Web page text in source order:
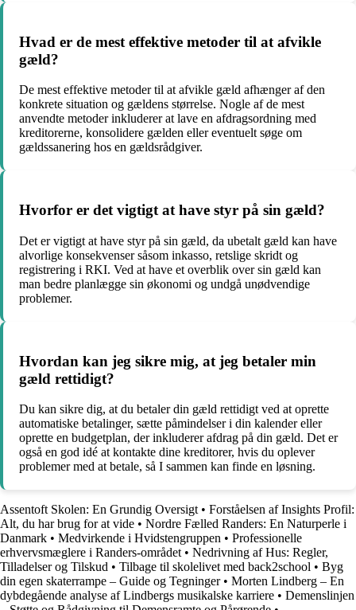
Hvad er de mest effektive metoder til at afvikle
gæld?
De mest effektive metoder til at afvikle gæld afhænger af den
konkrete situation og gældens størrelse. Nogle af de mest
anvendte metoder inkluderer at lave en afdragsordning med
kreditorerne, konsolidere gælden eller eventuelt søge om
gældssanering hos en gældsrådgiver.
Hvorfor er det vigtigt at have styr på sin gæld?
Det er vigtigt at have styr på sin gæld, da ubetalt gæld kan have
alvorlige konsekvenser såsom inkasso, retslige skridt og
registrering i RKI. Ved at have et overblik over sin gæld kan
man bedre planlægge sin økonomi og undgå unødvendige
problemer.
Hvordan kan jeg sikre mig, at jeg betaler min
gæld rettidigt?
Du kan sikre dig, at du betaler din gæld rettidigt ved at oprette
automatiske betalinger, sætte påmindelser i din kalender eller
oprette en budgetplan, der inkluderer afdrag på din gæld. Det er
også en god idé at kontakte dine kreditorer, hvis du oplever
problemer med at betale, så I sammen kan finde en løsning.
Assentoft Skolen: En Grundig Oversigt • Forståelsen af Insights Profil:
Alt, du har brug for at vide • Nordre Fælled Randers: En Naturperle i
Danmark • Medvirkende i Hvidstengruppen • Professionelle
erhvervsmæglere i Randers-området • Nedrivning af Hus: Regler,
Tilladelser og Tilskud • Tilbage til skolelivet med back2school • Byg
din egen skaterrampe – Guide og Tegninger• Morten Lindberg – En
dybdegående analyse af Lindbergs musikalske karriere • Demenslinjen